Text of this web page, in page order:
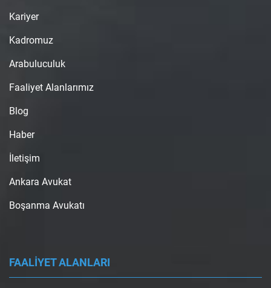
Kariyer
Kadromuz
Arabuluculuk
Faaliyet Alanlarımız
Blog
Haber
İletişim
Ankara Avukat
Boşanma Avukatı
FAALİYET ALANLARI